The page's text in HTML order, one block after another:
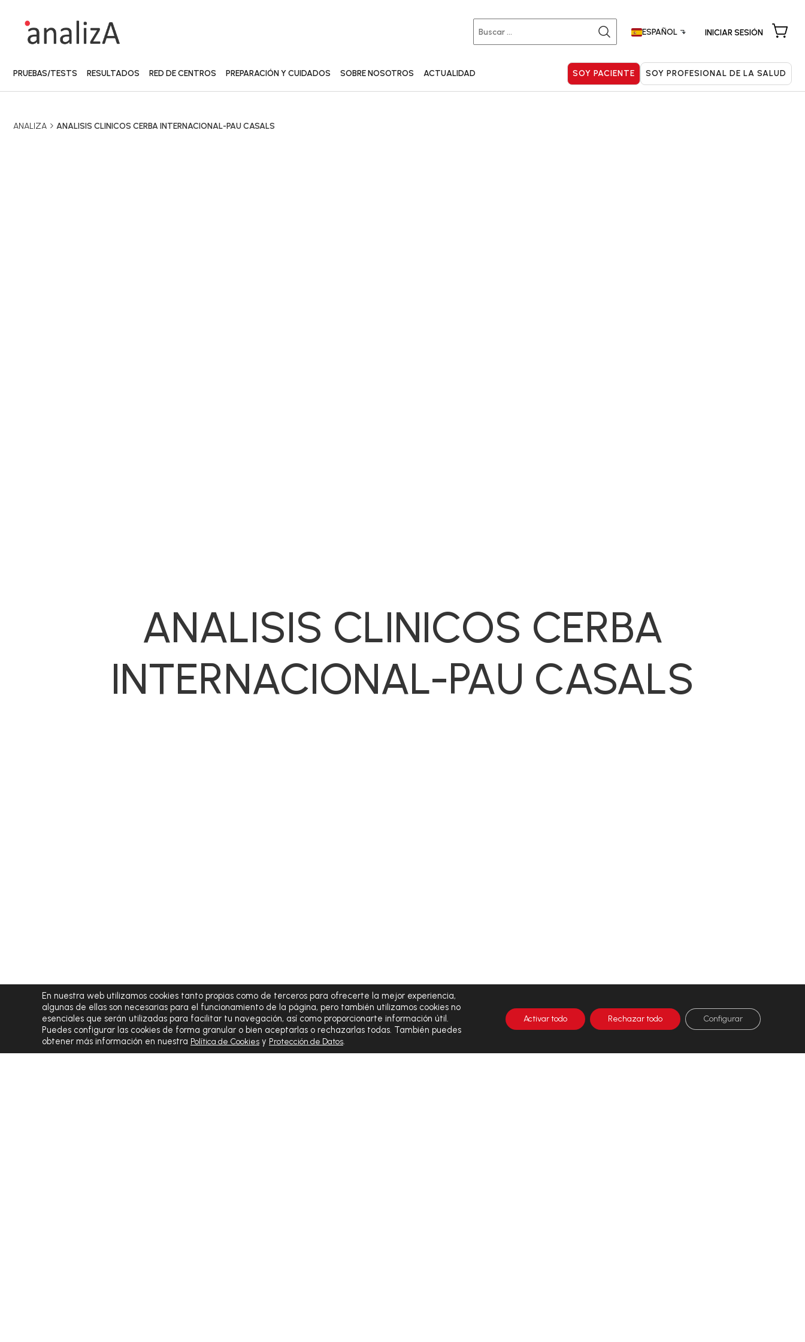
ESPAÑOL INICIAR SESIÓN
PRUEBAS/TESTS RESULTADOS RED DE CENTROS PREPARACIÓN Y CUIDADOS SOBRE NOSOTROS ACTUALIDAD
ANALIZA ANALISIS CLINICOS CERBA INTERNACIONAL-PAU CASALS
ANALISIS CLINICOS CERBA
INTERNACIONAL-PAU CASALS
En nuestra web utilizamos cookies tanto propias como de terceros para ofrecerte la mejor experiencia,
algunas de ellas son necesarias para el funcionamiento de la página, pero también utilizamos cookies no
esenciales que serán utilizadas para facilitar tu navegación, así como proporcionarte información útil.
Puedes configurar las cookies de forma granular o bien aceptarlas o rechazarlas todas. También puedes
obtener más información en nuestra Política de Cookies y Protección de Datos.
Activar todo Rechazar todo Configurar